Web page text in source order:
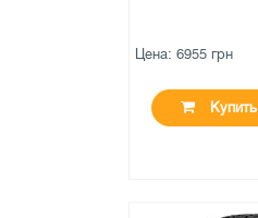
Цена: 6955 грн
Купить